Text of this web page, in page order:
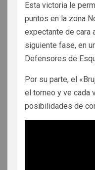
Esta victoria le
puntos en la zona
expectante de cara
siguiente fase, en
Defensores de
Por su parte, el
el torneo y ve cada
posibilidades de